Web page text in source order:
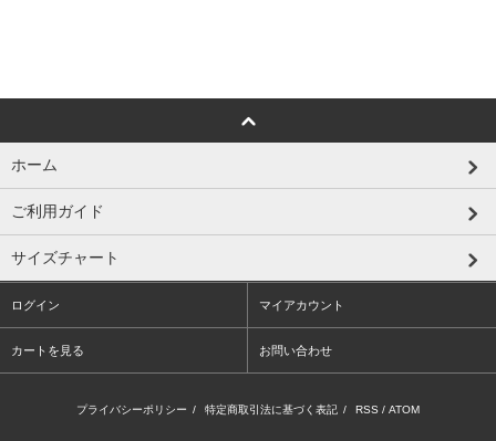
ホーム
ご利用ガイド
サイズチャート
ログイン マイアカウント
カートを見る お問い合わせ
プライバシーポリシー / 特定商取引法に基づく表記 / RSS / ATOM